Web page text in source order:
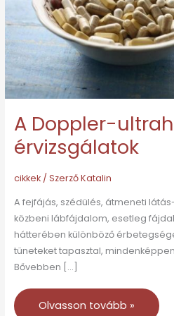
A Doppler-
érvizsgálatok
cikkek/ SzerzőKatalin
A fejfájás, szédülés, átmeneti
közbeni lábfájdalom, esetleg
hátterében különböző
tüneteket tapasztal,
Bővebben […]
Olvasson tovább »